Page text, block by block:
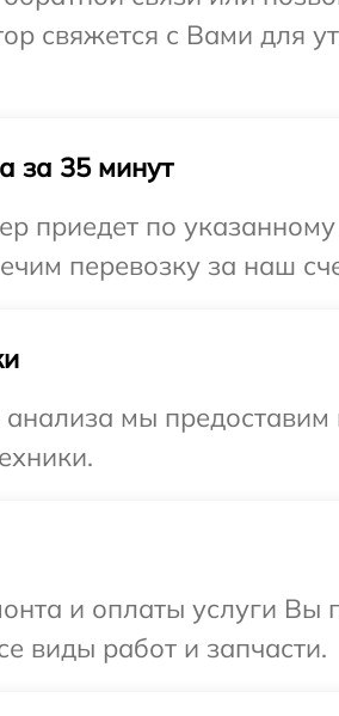
свяжется с Вами для
за 35 минут
приедет по
перевозку за наш
мы
и оплаты услуги Вы
виды работ и запчасти.